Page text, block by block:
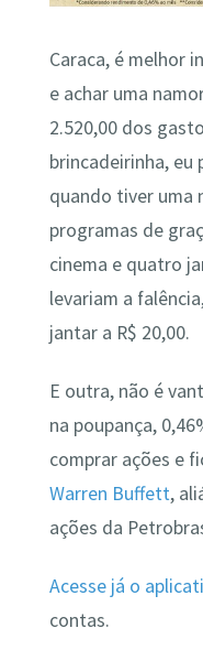
Caraca, é melhor
e achar uma
2.520,00 dos
brincadeirinha, eu
quando tiver uma
programas de
cinema e quatro
levariam a
jantar a R$ 20,00.
E outra, não é
na poupança,
comprar ações e
Warren Buffett,
ações da
Acesse já o
contas.